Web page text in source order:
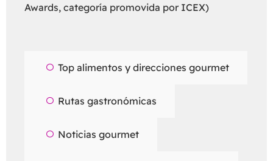
Awards, categoría promovida por ICEX)
Top alimentos y direcciones gourmet
Rutas gastronómicas
Noticias gourmet